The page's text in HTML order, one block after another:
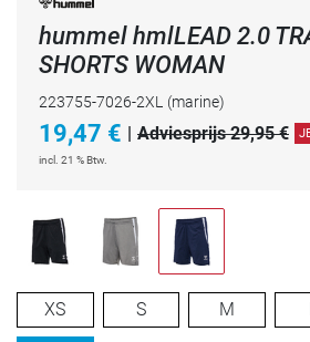
hummel hmlLEAD 2.0
SHORTS WOMAN
223755-7026-2XL (marine)
19,47 € | Adviesprijs 29,95 €
incl. 21 % Btw.
XS S M